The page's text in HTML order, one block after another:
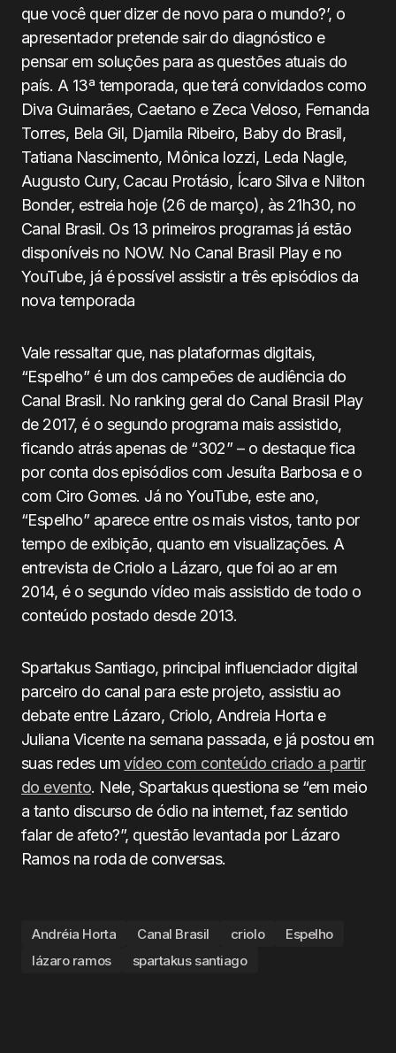
que você quer dizer de novo para o mundo?’, o
apresentador pretende sair do diagnóstico e
pensar em soluções para as questões atuais do
país. A 13ª temporada, que terá convidados como
Diva Guimarães, Caetano e Zeca Veloso, Fernanda
Torres, Bela Gil, Djamila Ribeiro, Baby do Brasil,
Tatiana Nascimento, Mônica Iozzi, Leda Nagle,
Augusto Cury, Cacau Protásio, Ícaro Silva e Nilton
Bonder, estreia hoje (26 de março), às 21h30, no
Canal Brasil. Os 13 primeiros programas já estão
disponíveis no NOW. No Canal Brasil Play e no
YouTube, já é possível assistir a três episódios da
nova temporada
Vale ressaltar que, nas plataformas digitais,
“Espelho” é um dos campeões de audiência do
Canal Brasil. No ranking geral do Canal Brasil Play
de 2017, é o segundo programa mais assistido,
ficando atrás apenas de “302” – o destaque fica
por conta dos episódios com Jesuíta Barbosa e o
com Ciro Gomes. Já no YouTube, este ano,
“Espelho” aparece entre os mais vistos, tanto por
tempo de exibição, quanto em visualizações. A
entrevista de Criolo a Lázaro, que foi ao ar em
2014, é o segundo vídeo mais assistido de todo o
conteúdo postado desde 2013.
Spartakus Santiago, principal influenciador digital
parceiro do canal para este projeto, assistiu ao
debate entre Lázaro, Criolo, Andreia Horta e
Juliana Vicente na semana passada, e já postou em
suas redes umvídeo com conteúdo criado a partir
do evento. Nele, Spartakus questiona se “em meio
a tanto discurso de ódio na internet, faz sentido
falar de afeto?”, questão levantada por Lázaro
Ramos na roda de conversas.
Andréia Horta Canal Brasil criolo
Espelho
lázaro ramos
spartakus santiago